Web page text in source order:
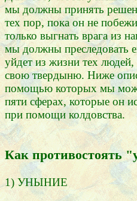
мы должны принять
тех пор, пока он не
только выгнать врага из
мы должны преследовать
уйдет из жизни тех
свою твердыню. Ниже
помощью которых мы
пяти сферах, которые он
при помощи колдовства.
Как противостоять
1) УНЫНИЕ